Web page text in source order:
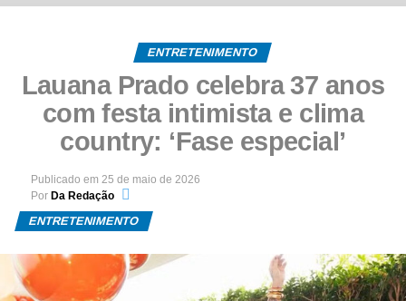
ENTRETENIMENTO
Lauana Prado celebra 37 anos
com festa intimista e clima
country: ‘Fase especial’
Publicado em 25 de maio de 2026
Por Da Redação
ENTRETENIMENTO